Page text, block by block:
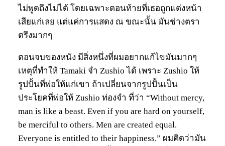
ไม่พูดถึงไม่ได้ โดยเฉพาะตอนท้ายที่เธอถูกแต่งหน้า
เสียแก่เลย แต่แค่การแสดง ณ ขณะนั้น มันช่างตรา
ตรึงมากๆ
ตอนจบของหนัง มีสิ่งหนึ่งที่ผมอยากแก้ไขมันมากๆ
เหตุที่ทำให้ Tamaki จำ Zushio ได้ เพราะ Zushio ให้
รูปปั้นที่พ่อให้แก่เขา ถ้าเปลี่ยนจากรูปปั้นเป็น
ประโยคที่พ่อให้ Zushio ท่องจำ ที่ว่า “Without mercy,
man is like a beast. Even if you are hard on yourself,
be merciful to others. Men are created equal.
Everyone is entitled to their happiness.” ผมคิดว่ามัน